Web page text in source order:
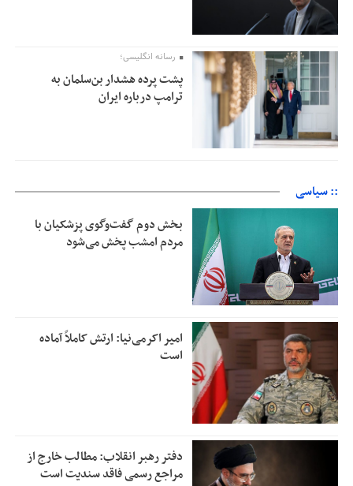
رسانه انگلیسی؛
پشت پرده هشدار بن‌سلمان به
ترامپ درباره ایران
:: سیاسی
بخش دوم گفت‌وگوی پزشکیان با
مردم امشب پخش می‌شود
امیر اکرمی‌نیا: ارتش کاملاً آماده
است
دفتر رهبر انقلاب: مطالب خارج از
مراجع رسمی فاقد سندیت است